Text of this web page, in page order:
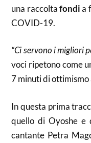
una raccoltafondia
COVID-19.
“Ci servono i migliori
voci ripetono come
7 minuti di
In questa prima
quello di Oyoshe e
cantante Petra